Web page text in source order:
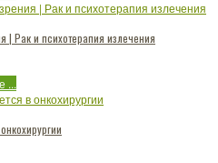
| Рак и психотерапия излечения
...